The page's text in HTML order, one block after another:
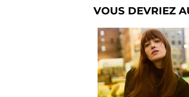
VOUS DEVRIEZ